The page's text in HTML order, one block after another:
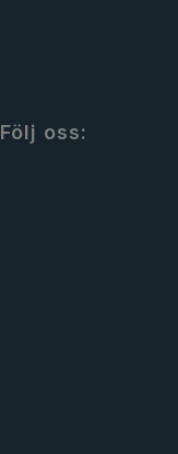
Följ oss: